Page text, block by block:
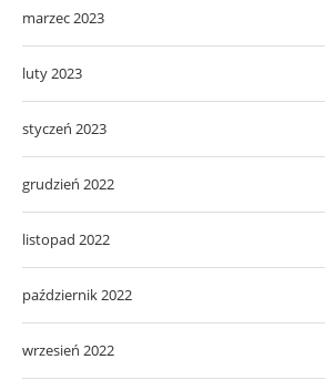
marzec 2023
luty 2023
styczeń 2023
grudzień 2022
listopad 2022
październik 2022
wrzesień 2022